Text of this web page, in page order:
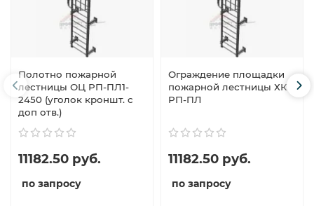
Полотно пожарной
лестницы ОЦ РП-ПЛ1-
2450 (уголок кроншт. с
доп отв.)
11182.50 руб.
по запросу
Ограждение площадки
пожарной лестницы ХК
РП-ПЛ
11182.50 руб.
по запросу